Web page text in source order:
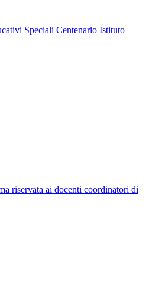
Speciali Centenario Istituto
riservata ai docenti coordinatori di